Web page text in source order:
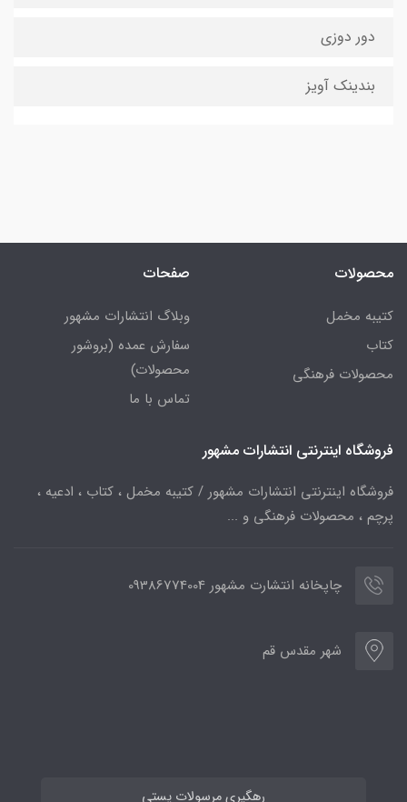
دور دوزی
بندینک آویز
محصولات
کتیبه مخمل
کتاب
محصولات فرهنگی
صفحات
وبلاگ انتشارات مشهور
سفارش عمده (بروشور
محصولات)
تماس با ما
فروشگاه اینترنتی انتشارات مشهور
فروشگاه اینترنتی انتشارات مشهور / کتیبه مخمل ، کتاب ، ادعیه ،
پرچم ، محصولات فرهنگی و ...
چاپخانه انتشارت مشهور 09386774004
شهر مقدس قم
رهگیری مرسولات پستی